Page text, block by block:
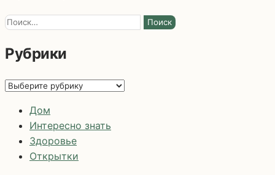
Найти:
Рубрики
Рубрики
Дом
Интересно знать
Здоровье
Открытки